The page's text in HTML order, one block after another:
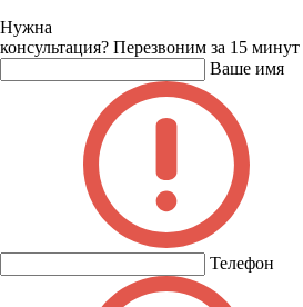
Нужна
консультация? Перезвоним за 15 минут
Ваше имя
Телефон